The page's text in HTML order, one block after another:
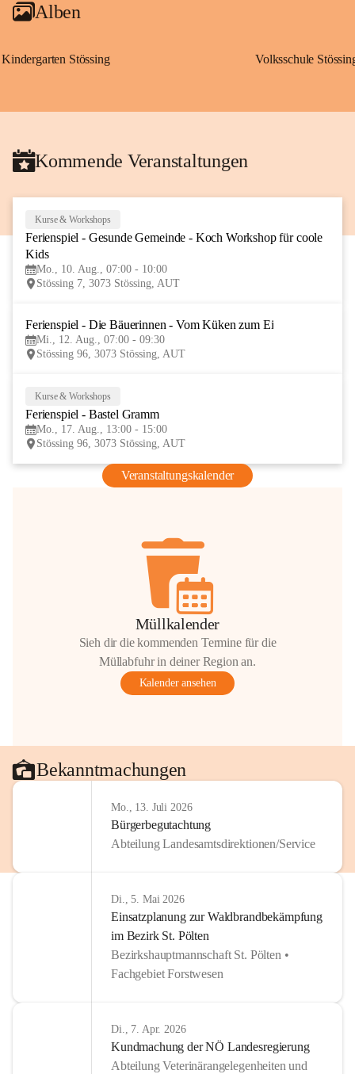
Alben
Kindergarten Stössing Volksschule
Kommende Veranstaltungen
AUG
Kurse & Workshops
Ferienspiel - Gesunde Gemeinde - Koch Workshop für coole
Kids
Mo., 10. Aug., 07:00 - 10:00
Stössing 7, 3073 Stössing, AUT
Ferienspiel - Die Bäuerinnen - Vom Küken zum Ei
Mi., 12. Aug., 07:00 - 09:30
Stössing 96, 3073 Stössing, AUT
Kurse & Workshops
Ferienspiel - Bastel Gramm
Mo., 17. Aug., 13:00 - 15:00
Stössing 96, 3073 Stössing, AUT
Veranstaltungskalender
Müllkalender
Sieh dir die kommenden Termine für die
Müllabfuhr in deiner Region an.
Kalender ansehen
Bekanntmachungen
Mo., 13. Juli 2026
Bürgerbegutachtung
Abteilung Landesamtsdirektionen/Service
Di., 5. Mai 2026
Einsatzplanung zur Waldbrandbekämpfung
im Bezirk St. Pölten
Bezirkshauptmannschaft St. Pölten •
Fachgebiet Forstwesen
Di., 7. Apr. 2026
Kundmachung der NÖ Landesregierung
Abteilung Veterinärangelegenheiten und